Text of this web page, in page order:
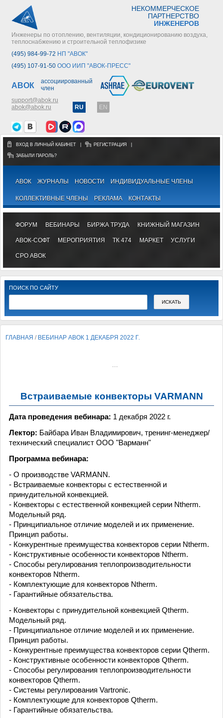
НЕКОММЕРЧЕСКОЕ
ПАРТНЕРСТВО
ИНЖЕНЕРОВ
Инженеры по отоплению, вентиляции, кондиционированию воздуха,
теплоснабжению и строительной теплофизике
(495) 984-99-72 НП "АВОК"
(495) 107-91-50 ООО ИИП "АВОК-ПРЕСС"
АВОК
ассоциированный
член
support@abok.ru
abok@abok.ru
RU EN
ВХОД В ЛИЧНЫЙ КАБИНЕТ РЕГИСТРАЦИЯ
ЗАБЫЛИ ПАРОЛЬ?
АВОК ЖУРНАЛЫ НОВОСТИ ИНДИВИДУАЛЬНЫЕ ЧЛЕНЫ
КОЛЛЕКТИВНЫЕ ЧЛЕНЫ РЕКЛАМА КОНТАКТЫ
ФОРУМ ВЕБИНАРЫ БИРЖА ТРУДА КНИЖНЫЙ МАГАЗИН
АВОК-СОФТ МЕРОПРИЯТИЯ ТК 474 МАРКЕТ УСЛУГИ
СРО АВОК
ПОИСК ПО САЙТУ
ГЛАВНАЯ / ВЕБИНАР АВОК 1 ДЕКАБРЯ 2022 Г.
Встраиваемые конвекторы VARMANN
Дата проведения вебинара: 1 декабря 2022 г.
Лектор: Байбара Иван Владимирович, тренинг-менеджер/
технический специалист ООО "Варманн"
Программа вебинара:
- О производстве VARMANN.
- Встраиваемые конвекторы с естественной и
принудительной конвекцией.
- Конвекторы с естественной конвекцией серии Ntherm.
Модельный ряд.
- Принципиальное отличие моделей и их применение.
Принцип работы.
- Конкурентные преимущества конвекторов серии Ntherm.
- Конструктивные особенности конвекторов Ntherm.
- Способы регулирования теплопроизводительности
конвекторов Ntherm.
- Комплектующие для конвекторов Ntherm.
- Гарантийные обязательства.
- Конвекторы с принудительной конвекцией Qtherm.
Модельный ряд.
- Принципиальное отличие моделей и их применение.
Принцип работы.
- Конкурентные преимущества конвекторов серии Qtherm.
- Конструктивные особенности конвекторов Qtherm.
- Способы регулирования теплопроизводительности
конвекторов Qtherm.
- Системы регулирования Vartronic.
- Комплектующие для конвекторов Qtherm.
- Гарантийные обязательства.